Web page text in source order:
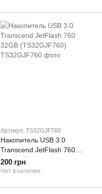
Артикул: TS32GJF760
Накопитель USB 3.0
Transcend JetFlash 760
32GB (TS32GJF760)
200 грн
Нет в наличии